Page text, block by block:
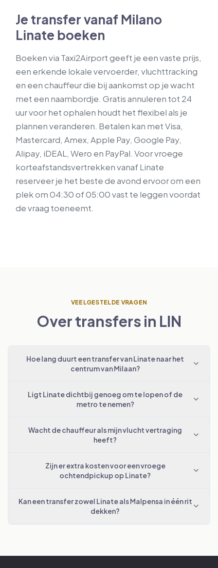
Je transfer vanaf Milano
Linate boeken
Boeken via Taxi2Airport geeft je een vaste prijs,
een erkende lokale vervoerder, vluchttracking
en een chauffeur die bij aankomst op je wacht
met een naambordje. Gratis annuleren tot 24
uur voor het ophalen houdt het flexibel als je
plannen veranderen. Betalen kan met Visa,
Mastercard, Amex, Apple Pay, Google Pay,
Alipay, iDEAL, Wero en PayPal. Voor vroege
korteafstandsvertrekken vanaf Linate
reserveer je het beste de avond ervoor om een
plek om 04:30 of 05:00 vast te leggen voordat
de vraag toeneemt.
VEELGESTELDE VRAGEN
Over transfers in LIN
Hoe lang duurt een transfer van Linate naar het
centrum van Milaan?
Ligt Linate dichtbij genoeg om te lopen of de
metro te nemen?
Wacht de chauffeur als mijn vlucht vertraging
heeft?
Zijn er extra kosten voor een vroege
ochtendpickup op Linate?
Kan een transfer zowel Linate als Malpensa in één rit
dekken?